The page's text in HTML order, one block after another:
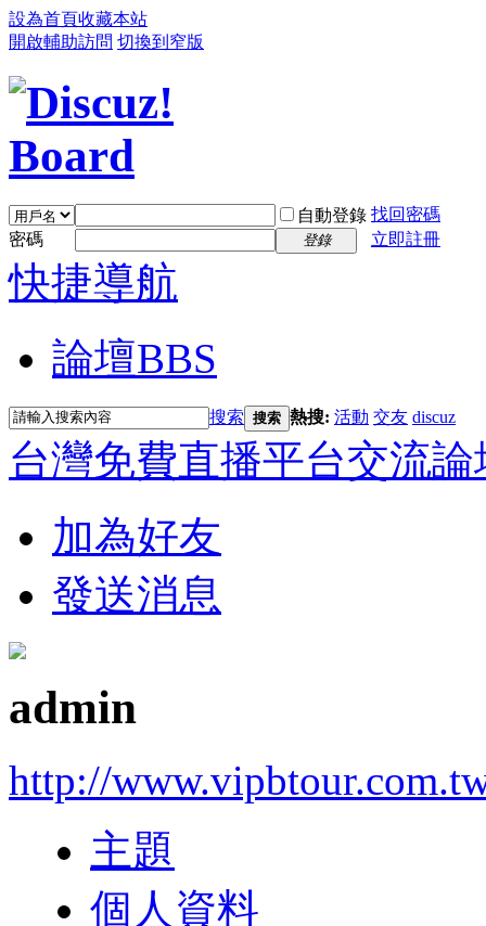
設為首頁收藏本站
開啟輔助訪問 切換到窄版
自動登錄 找回密碼
密碼
登錄 立即註冊
快捷導航
論壇BBS
搜索 搜索 熱搜: 活動 交友 discuz
台灣免費直播平台交流論
加為好友
發送消息
admin
http://
主題
個人資料